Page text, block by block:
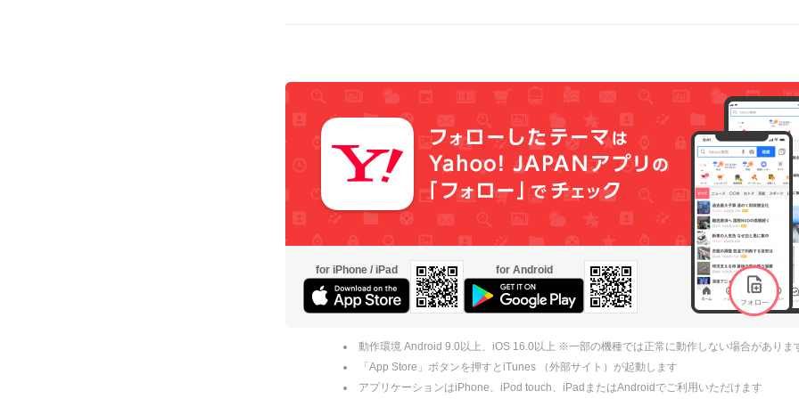
for iPhone / iPad for Android
動作環境 Android 9.0以上、iOS 16.0以上 ※一部の機種では正常に動作しない場合がありま
「App Store」ボタンを押すとiTunes （外部サイト）が起動します
アプリケーションはiPhone、iPod touch、iPadまたはAndroidでご利用いただけます